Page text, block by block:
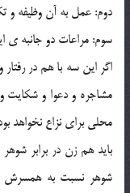
دوم: عمل به آن وظيفه و
سوم: مراعات دو جانبه ي
اگر اين سه با هم در
مشاجره و دعوا و شکايت
محلي براي نزاع نخواهد
بايد هم زن در برابر
شوهر نسبت به همسرش